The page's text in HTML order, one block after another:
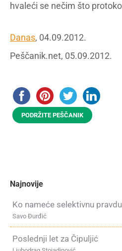
hvaleći se nečim što
Danas, 04.09.2012.
Peščanik.net, 05.09.2012.
PODRŽITE PEŠČANIK
Najnovije
Ko nameće selektivnu pravdu
Savo Đurđić
Poslednji let za Čipuljić